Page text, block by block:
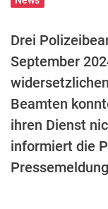
Drei
September
Beamten
ihren Dienst
informiert die